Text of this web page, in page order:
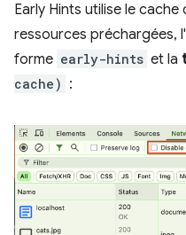
Early Hints utilise le
ressources préchargées, l'
forme early-hints et la
cache) :